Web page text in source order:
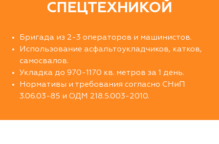
СПЕЦТЕХНИКОЙ
Бригада из 2-3 операторов и машинистов.
Использование асфальтоукладчиков, катков,
самосвалов.
Укладка до 970-1170 кв. метров за 1 день.
Нормативы и требования согласно СНиП
3.06.03-85 и ОДМ 218.5.003-2010.